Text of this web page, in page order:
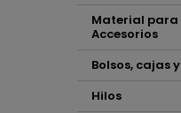
Material para
Accesorios
Bolsos, cajas
Hilos